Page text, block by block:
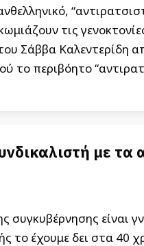
τις
Σάββα Καλεντερίδη
το περιβόητο
με τα
συγκυβέρνησης είναι
το έχουμε δει στα 40